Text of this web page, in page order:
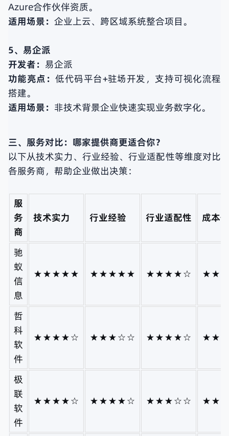
Azure合作伙伴资质。
适用场景： 企业上云、跨区域系统整合项目。
5、易企派
开发者： 易企派
功能亮点：低代码平台+驻场开发，支持可视化流程
搭建。
适用场景： 非技术背景企业快速实现业务数字化。
三、服务对比：哪家提供商更适合你？
以下从技术实力、行业经验、行业适配性等维度对比
各服务商，帮助企业做出决策：
服
务
商
技术实力 行业经验 行业适配性 成本
驰
蚁
信
息
★★★★★ ★★★★★ ★★★★☆
哲
科
软
件
★★★★☆ ★★★☆☆ ★★★★☆
极
联
软
件
★★★★☆ ★★★★☆ ★★★☆☆